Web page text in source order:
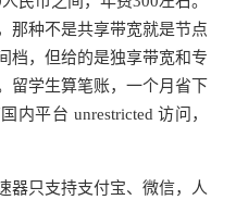
那种不是共享带宽就是节点
档，但给的是独享带宽和专
留学生算笔账，一个月省下
内平台 unrestricted 访问，
器只支持支付宝、微信，人